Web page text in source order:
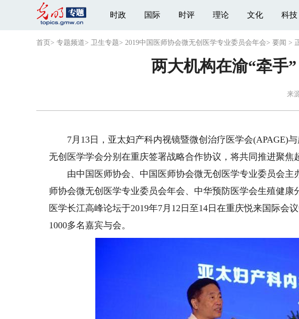
时政 国际 时评 理论 文化 科技
首页 > 专题频道> 卫生专题> 2019中国医师协会微无创医学专业委员会年会> 要闻 >
两大机构在渝“牵手
来
7月13日，亚太妇产科内视镜暨微创治疗医学会(APAGE)与
无创医学学会分别在重庆签署战略合作协议，将共同推进聚焦
由中国医师协会、中国医师协会微无创医学专业委员会主
师协会微无创医学专业委员会年会、中华预防医学会生殖健康
医学长江高峰论坛于2019年7月12日至14日在重庆悦来国际会
1000多名嘉宾与会。